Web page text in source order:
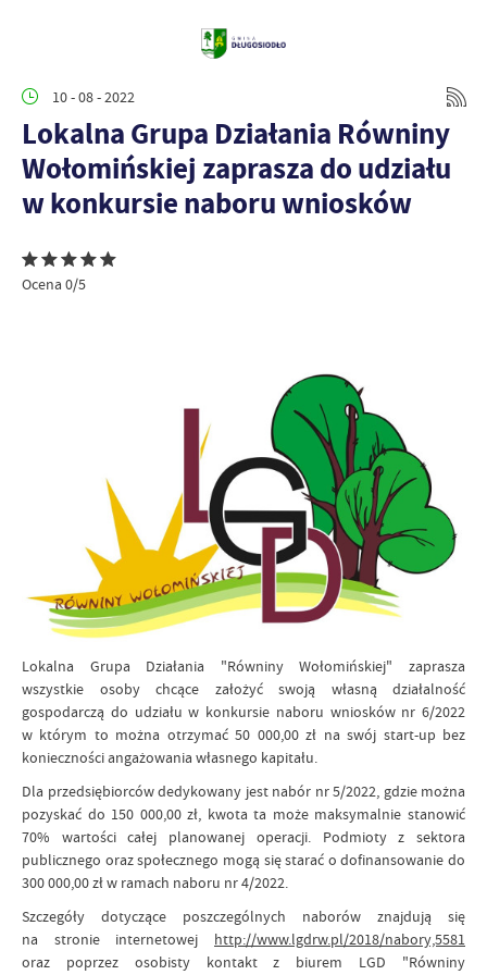
10 - 08 - 2022
Lokalna Grupa Działania Równiny
Wołomińskiej zaprasza do udziału
w konkursie naboru wniosków
Ocena 0/5
Lokalna Grupa Działania "Równiny Wołomińskiej" zaprasza
wszystkie osoby chcące założyć swoją własną działalność
gospodarczą do udziału w konkursie naboru wniosków nr 6/2022
w którym to można otrzymać 50 000,00 zł na swój start-up bez
konieczności angażowania własnego kapitału.
Dla przedsiębiorców dedykowany jest nabór nr 5/2022, gdzie można
pozyskać do 150 000,00 zł, kwota ta może maksymalnie stanowić
70% wartości całej planowanej operacji. Podmioty z sektora
publicznego oraz społecznego mogą się starać o dofinansowanie do
300 000,00 zł w ramach naboru nr 4/2022.
Szczegóły dotyczące poszczególnych naborów znajdują się
na stronie internetowej http://www.lgdrw.pl/2018/nabory,5581
oraz poprzez osobisty kontakt z biurem LGD "Równiny